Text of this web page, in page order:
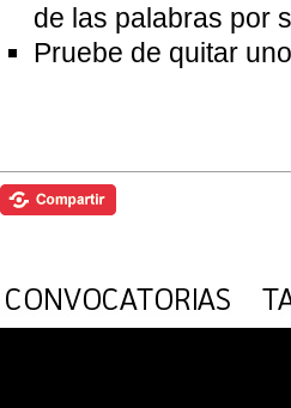
de las palabras por
Pruebe de quitar